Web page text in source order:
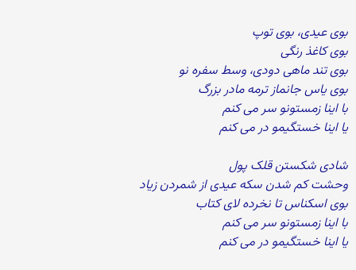
بوی عیدی، بوی توپ
بوی کاغذ رنگی
بوی تند ماهی دودی، وسط سفره نو
بوی یاس جانماز ترمه مادر بزرگ
با اینا زمستونو سر می کنم
یا اینا خستگیمو در می کنم
شادی شکستن قلک پول
وحشت کم شدن سکه عیدی از شمردن زیاد
بوی اسکناس تا نخرده لای کتاب
با اینا زمستونو سر می کنم
یا اینا خستگیمو در می کنم